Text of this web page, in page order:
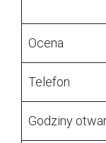
Ocena
Telefon
Godziny